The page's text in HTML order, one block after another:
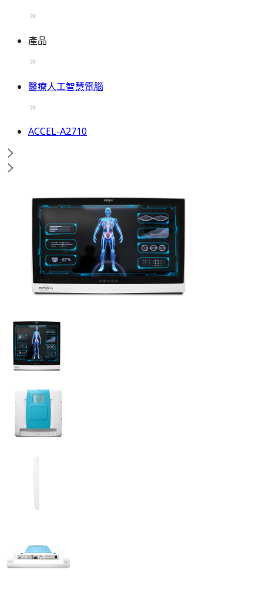
產品
醫療人工智慧電腦
ACCEL-A2710